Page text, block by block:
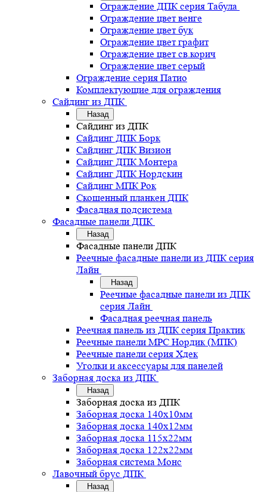
Ограждение ДПК серия Табула
Ограждение цвет венге
Ограждение цвет бук
Ограждение цвет графит
Ограждение цвет св.корич
Ограждение цвет серый
Ограждение серия Патио
Комплектующие для ограждения
Сайдинг из ДПК
Назад
Сайдинг из ДПК
Сайдинг ДПК Борк
Сайдинг ДПК Визион
Сайдинг ДПК Монтера
Сайдинг ДПК Нордскин
Сайдинг МПК Рок
Скошенный планкен ДПК
Фасадная подсистема
Фасадные панели ДПК
Назад
Фасадные панели ДПК
Реечные фасадные панели из ДПК серия
Лайн
Назад
Реечные фасадные панели из ДПК
серия Лайн
Фасадная реечная панель
Реечная панель из ДПК серия Практик
Реечные панели MPC Нордик (МПК)
Реечные панели серия Хдек
Уголки и аксессуары для панелей
Заборная доска из ДПК
Назад
Заборная доска из ДПК
Заборная доска 140х10мм
Заборная доска 140х12мм
Заборная доска 115х22мм
Заборная доска 122х22мм
Заборная система Монс
Лавочный брус ДПК
Назад